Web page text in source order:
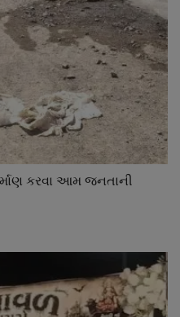
કરવા આમ જનતાની